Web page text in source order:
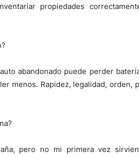
propiedades
abandonado puede perder
menos. Rapidez, legalidad, orden,
pero no mi primera vez